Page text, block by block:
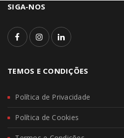
SIGA-NOS
TEMOS E CONDIÇÕES
Política de Privacidade
Política de Cookies